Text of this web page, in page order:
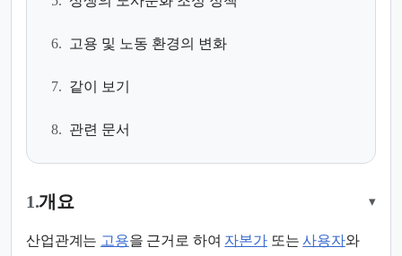
6. 고용 및 노동 환경의 변화
7. 같이 보기
8. 관련 문서
1.개요 ▾
산업관계는 고용을 근거로 하여 자본가또는사용자와